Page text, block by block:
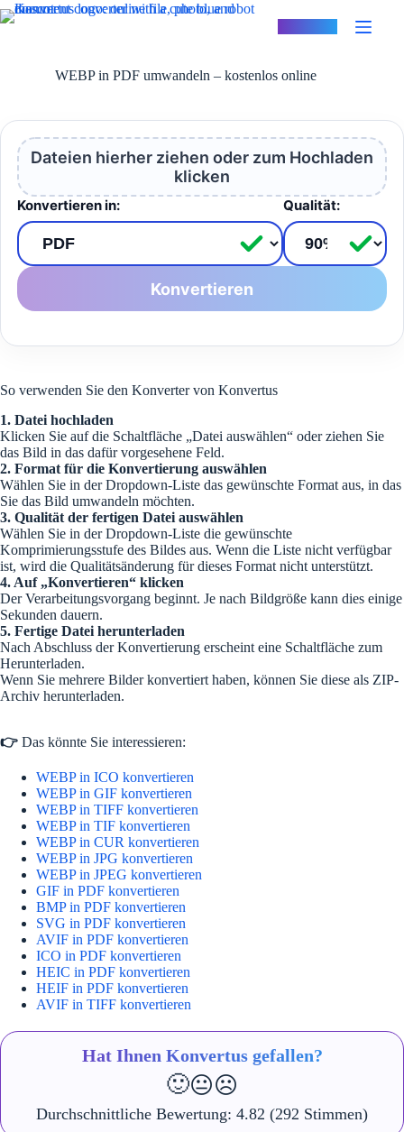
Zum
Inhalt
WEBP in PDF umwandeln – kostenlos online
Dateien hierher ziehen oder zum Hochladen
klicken
Konvertieren in: Qualität:
Konvertieren
So verwenden Sie den Konverter von Konvertus
1. Datei hochladen
Klicken Sie auf die Schaltfläche „Datei auswählen“ oder ziehen Sie
das Bild in das dafür vorgesehene Feld.
2. Format für die Konvertierung auswählen
Wählen Sie in der Dropdown-Liste das gewünschte Format aus, in das
Sie das Bild umwandeln möchten.
3. Qualität der fertigen Datei auswählen
Wählen Sie in der Dropdown-Liste die gewünschte
Komprimierungsstufe des Bildes aus. Wenn die Liste nicht verfügbar
ist, wird die Qualitätsänderung für dieses Format nicht unterstützt.
4. Auf „Konvertieren“ klicken
Der Verarbeitungsvorgang beginnt. Je nach Bildgröße kann dies einige
Sekunden dauern.
5. Fertige Datei herunterladen
Nach Abschluss der Konvertierung erscheint eine Schaltfläche zum
Herunterladen.
Wenn Sie mehrere Bilder konvertiert haben, können Sie diese als ZIP-
Archiv herunterladen.
👉 Das könnte Sie interessieren:
WEBP in ICO konvertieren
WEBP in GIF konvertieren
WEBP in TIFF konvertieren
WEBP in TIF konvertieren
WEBP in CUR konvertieren
WEBP in JPG konvertieren
WEBP in JPEG konvertieren
GIF in PDF konvertieren
BMP in PDF konvertieren
SVG in PDF konvertieren
AVIF in PDF konvertieren
ICO in PDF konvertieren
HEIC in PDF konvertieren
HEIF in PDF konvertieren
AVIF in TIFF konvertieren
Hat Ihnen Konvertus gefallen?
🙂😐☹️
Durchschnittliche Bewertung: 4.82 (292 Stimmen)